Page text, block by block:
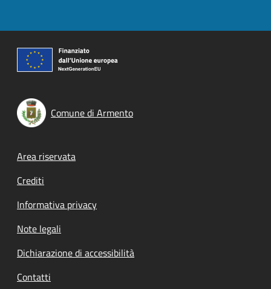
Comune di Armento
Footer menu
Area riservata
Crediti
Informativa privacy
Note legali
Dichiarazione di accessibilità
Contatti